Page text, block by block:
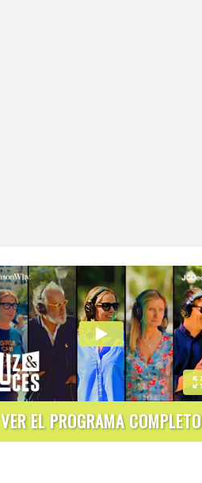
VER EL PROGRAMA COMPLETO